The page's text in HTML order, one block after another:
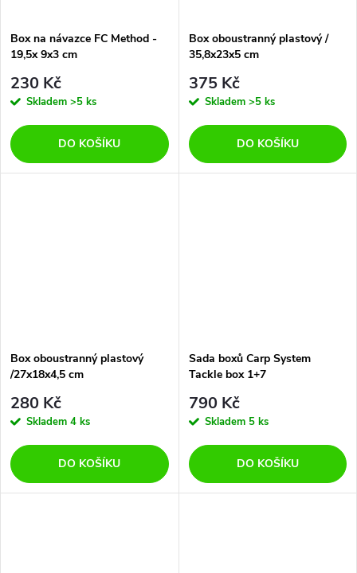
Box na návazce FC Method -
19,5x 9x3 cm
230 Kč
Skladem >5 ks
DO KOŠÍKU
Box oboustranný plastový /
35,8x23x5 cm
375 Kč
Skladem >5 ks
DO KOŠÍKU
Box oboustranný plastový
/27x18x4,5 cm
280 Kč
Skladem 4 ks
DO KOŠÍKU
Sada boxů Carp System
Tackle box 1+7
790 Kč
Skladem 5 ks
DO KOŠÍKU